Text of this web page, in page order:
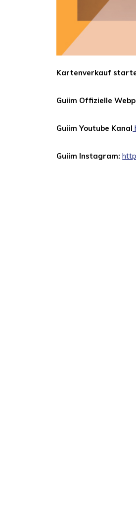
Kartenverkauf
Guiim Offizielle
Guiim Youtube Kanal
Guiim Instagram: